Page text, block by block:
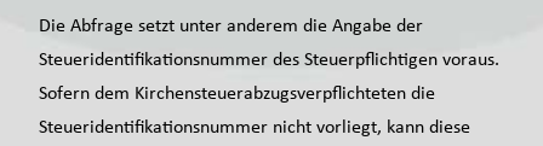
Die Abfrage setzt unter anderem die Angabe der
Steueridentifikationsnummer des Steuerpflichtigen voraus.
Sofern dem Kirchensteuerabzugsverpflichteten die
Steueridentifikationsnummer nicht vorliegt, kann diese